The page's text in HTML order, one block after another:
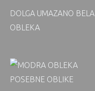
DOLGA UMAZANO BELA
OBLEKA